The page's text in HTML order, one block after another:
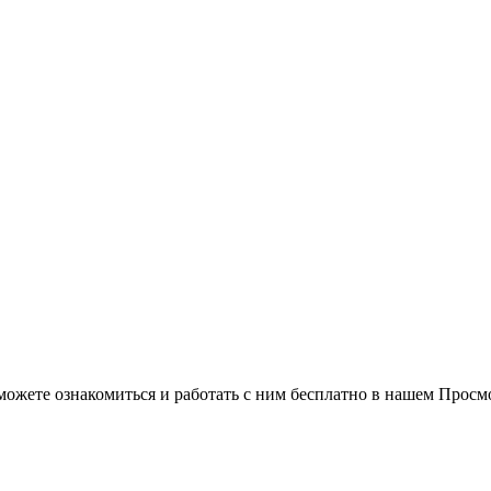
ознакомиться и работать с ним бесплатно в нашем